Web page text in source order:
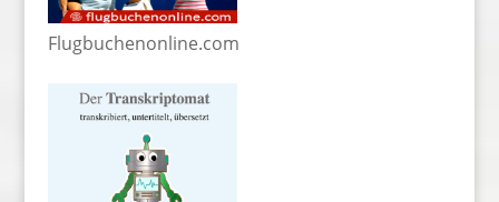
Flugbuchenonline.com